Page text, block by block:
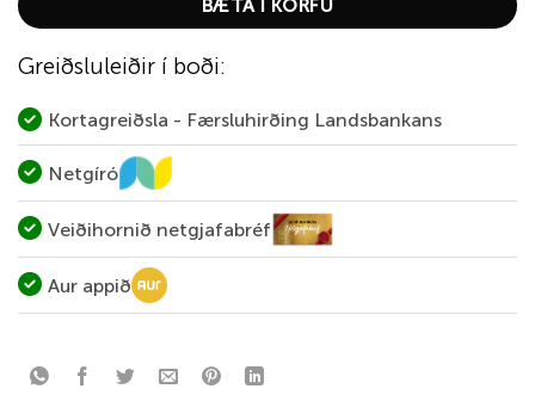
BÆTA Í KÖRFU
Greiðsluleiðir í boði:
Kortagreiðsla - Færsluhirðing Landsbankans
Netgíró
Veiðihornið netgjafabréf
Aur appið